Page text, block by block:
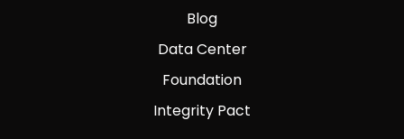
Blog
Data Center
Foundation
Integrity Pact